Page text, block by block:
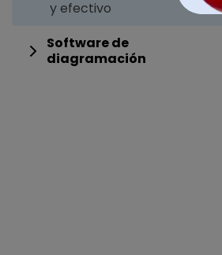
y efectivo
Software de
diagramación